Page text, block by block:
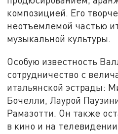
композицией. Его
неотъемлемой частью
музыкальной культуры.
Особую известность
сотрудничество с
итальянской эстрады:
Бочелли, Лаурой
Рамазотти. Он также
в кино и на